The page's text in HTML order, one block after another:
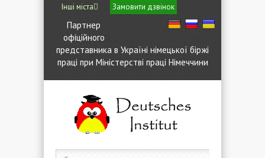
Інші міста Замовити дзвінок
Партнер
офіційного
представника в Україні німецької біржі
праці при Міністерстві праці Німеччини